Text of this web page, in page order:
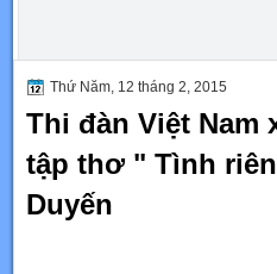
Thứ Năm, 12 tháng 2, 2015
Thi đàn Việt
tập thơ " Tình
Duyến